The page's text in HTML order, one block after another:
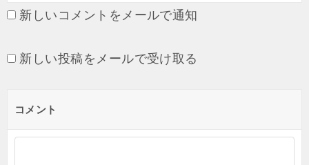
新しいコメントをメールで通知
新しい投稿をメールで受け取る
コメント